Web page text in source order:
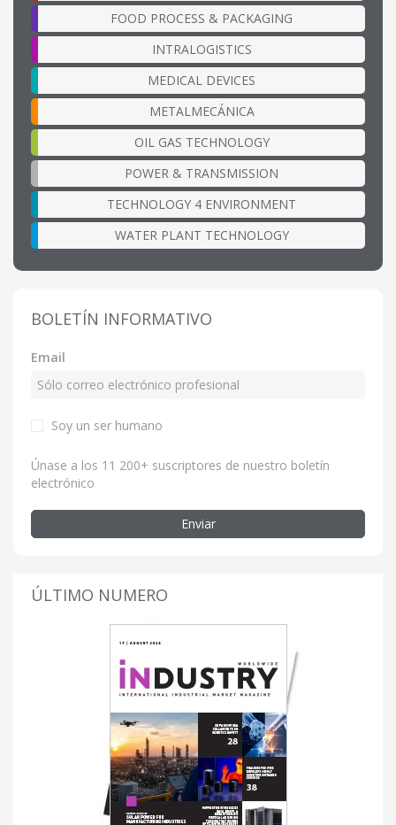
FOOD PROCESS & PACKAGING
INTRALOGISTICS
MEDICAL DEVICES
METALMECÁNICA
OIL GAS TECHNOLOGY
POWER & TRANSMISSION
TECHNOLOGY 4 ENVIRONMENT
WATER PLANT TECHNOLOGY
BOLETÍN INFORMATIVO
Email
Soy un ser humano
Únase a los 11 200+ suscriptores de nuestro boletín
electrónico
Enviar
ÚLTIMO NUMERO